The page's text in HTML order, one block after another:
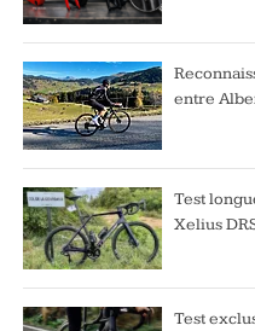
entre
Test
Xelius
Test